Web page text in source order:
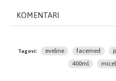
Bromide, Disodium EDTA,
Anhydroxylitol, Xylitol,
KOMENTARI
Tagovi: eveline facemed
400ml